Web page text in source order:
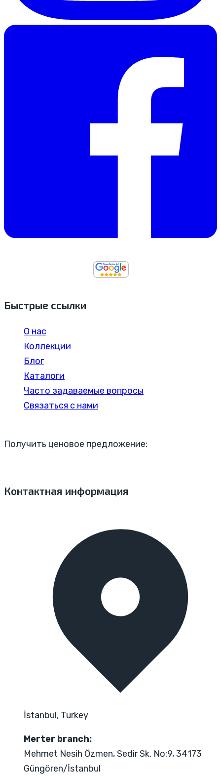
Быстрые ссылки
О нас
Коллекции
Блог
Каталоги
Часто задаваемые вопросы
Связаться с нами
Получить ценовое предложение:
Контактная информация
İstanbul, Turkey
Merter branch:
Mehmet Nesih Özmen, Sedir Sk. No:9, 34173
Güngören/İstanbul